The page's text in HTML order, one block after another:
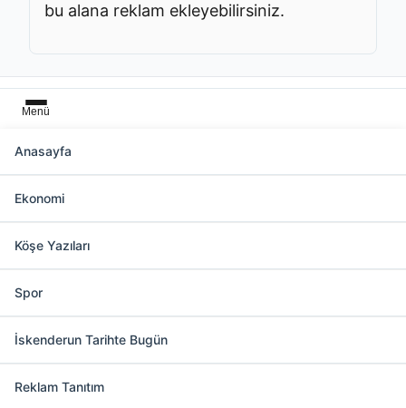
bu alana reklam ekleyebilirsiniz.
Menü
Anasayfa
Ekonomi
Köşe Yazıları
Spor
İskenderun Tarihte Bugün
Reklam Tanıtım
Belen Haber Kategorisinde 584 Haber
Slider üstü
Reklam Yönetimi eklentisini